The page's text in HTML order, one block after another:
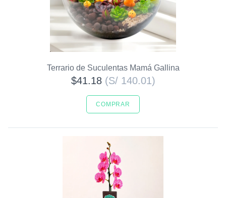
Terrario de Suculentas Mamá Gallina
$41.18 (S/ 140.01)
COMPRAR